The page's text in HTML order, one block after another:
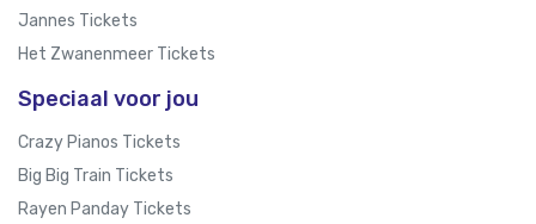
Jannes Tickets
Het Zwanenmeer Tickets
Speciaal voor jou
Crazy Pianos Tickets
Big Big Train Tickets
Rayen Panday Tickets